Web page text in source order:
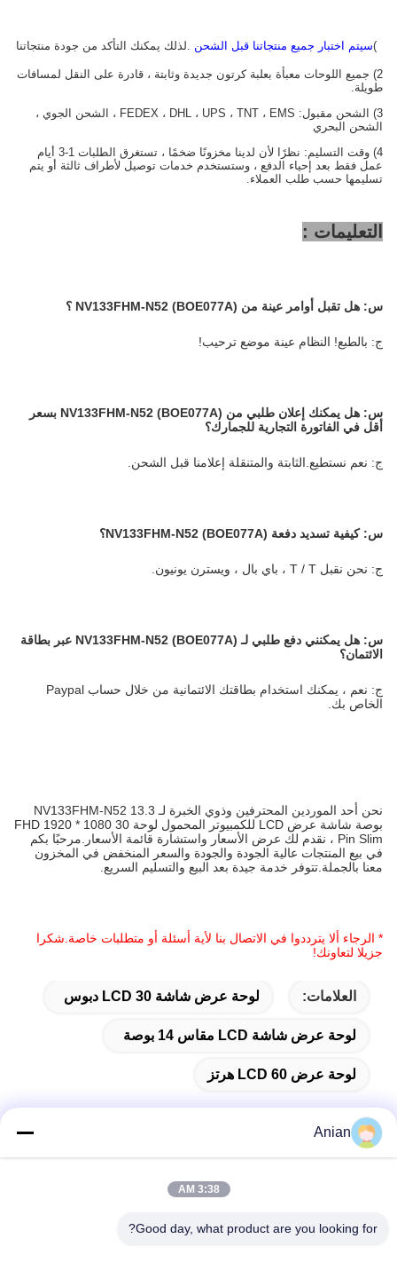
سيتم اختبار جميع منتجاتنا قبل الشحن .لذلك يمكنك التأكد من جودة منتجاتنا
2) جميع اللوحات معبأة بعلبة كرتون جديدة وثابتة ، قادرة على النقل لمسافات
طويلة.
3) الشحن مقبول: FEDEX ، DHL ، UPS ، TNT ، EMS ، الشحن الجوي ،
الشحن البحري
4) وقت التسليم: نظرًا لأن لدينا مخزونًا ضخمًا ، تستغرق الطلبات 1-3 أيام
عمل فقط بعد إحياء الدفع ، وستستخدم خدمات توصيل لأطراف ثالثة أو يتم
تسليمها حسب طلب العملاء.
التعليمات :
س: هل تقبل أوامر عينة من NV133FHM-N52 (BOE077A) ؟
ج: بالطبع! النظام عينة موضع ترحيب!
س:
هل يمكنك إعلان طلبي من NV133FHM-N52 (BOE077A) بسعر
أقل في الفاتورة التجارية للجمارك؟
ج: نعم نستطيع.الثابتة والمتنقلة إعلامنا قبل الشحن.
س: كيفية تسديد دفعة NV133FHM-N52 (BOE077A)؟
ج: نحن نقبل T / T ، باي بال ، ويسترن يونيون.
س:
هل يمكنني دفع طلبي لـ NV133FHM-N52 (BOE077A) عبر بطاقة
الائتمان؟
ج: نعم ، يمكنك استخدام بطاقتك الائتمانية من خلال حساب Paypal
الخاص بك.
نحن أحد الموردين المحترفين وذوي الخبرة لـ NV133FHM-N52 13.3
بوصة شاشة عرض LCD للكمبيوتر المحمول لوحة FHD 1920 * 1080 30
Pin Slim ، نقدم لك عرض الأسعار واستشارة قائمة الأسعار.مرحبًا بكم
في بيع المنتجات عالية الجودة والجودة والسعر المنخفض في المخزون
معنا بالجملة.تتوفر خدمة جيدة بعد البيع والتسليم السريع.
* الرجاء ألا يترددوا في الاتصال بنا لأية أسئلة أو متطلبات خاصة.شكرا
جزيلا لتعاونك!
العلامات: لوحة عرض شاشة LCD 30 دبوس
لوحة عرض شاشة LCD مقاس 14 بوصة
لوحة عرض LCD 60 هرتز
العنوان
Anian
3:38 AM
Good day, what product are you looking for?